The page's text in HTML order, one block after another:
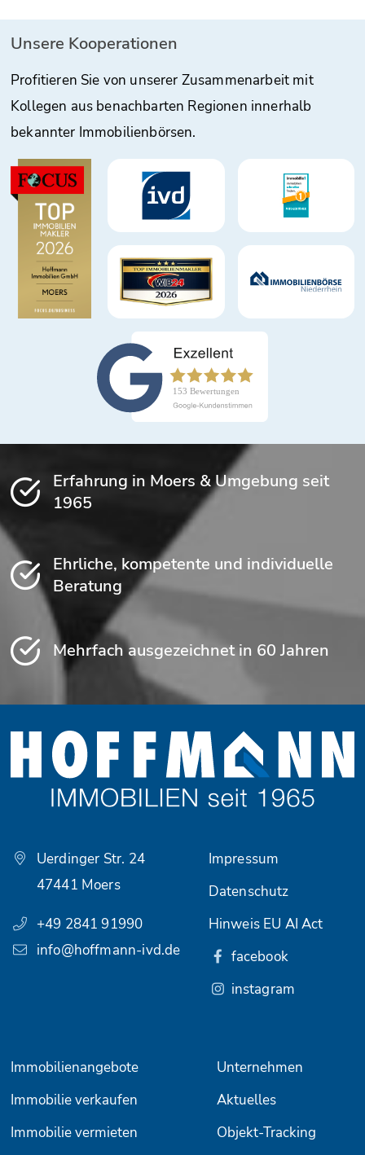
Unsere Kooperationen
Profitieren Sie von unserer Zusammenarbeit mit
Kollegen aus benachbarten Regionen innerhalb
bekannter Immobilienbörsen.
Erfahrung in Moers & Umgebung seit
1965
Ehrliche, kompetente und individuelle
Beratung
Mehrfach ausgezeichnet in 60 Jahren
Uerdinger Str. 24
47441 Moers
+49 2841 91990
info@hoffmann-ivd.de
Immobilienangebote
Unternehmen
Immobilie verkaufen
Aktuelles
Immobilie vermieten
Objekt-Tracking
Impressum
Datenschutz
Hinweis EU AI Act
facebook
instagram